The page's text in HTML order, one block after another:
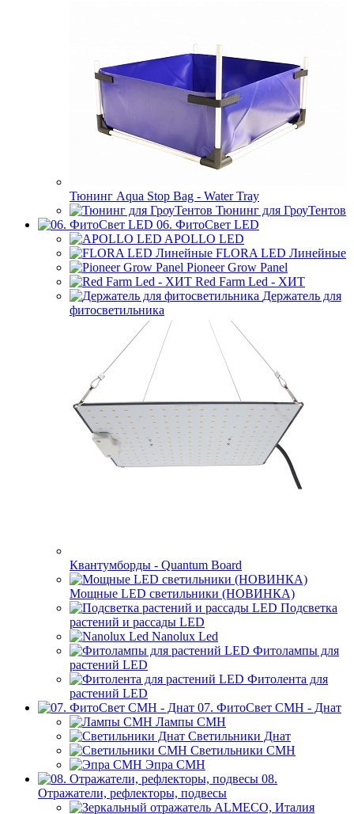
Тюнинг Aqua Stop Bag - Water Tray
Тюнинг для ГроуТентов
06. ФитоСвет LED
APOLLO LED
FLORA LED Линейные
Pioneer Grow Panel
Red Farm Led - ХИТ
Держатель для
фитосветильника
Квантумборды - Quantum Board
Мощные LED светильники (НОВИНКА)
Подсветка
растений и рассады LED
Nanolux Led
Фитолампы для
растений LED
Фитолента для
растений LED
07. ФитоСвет CMH - Днат
Лампы СМН
Светильники Днат
Светильники СМН
Эпра СМН
08.
Отражатели, рефлекторы, подвесы